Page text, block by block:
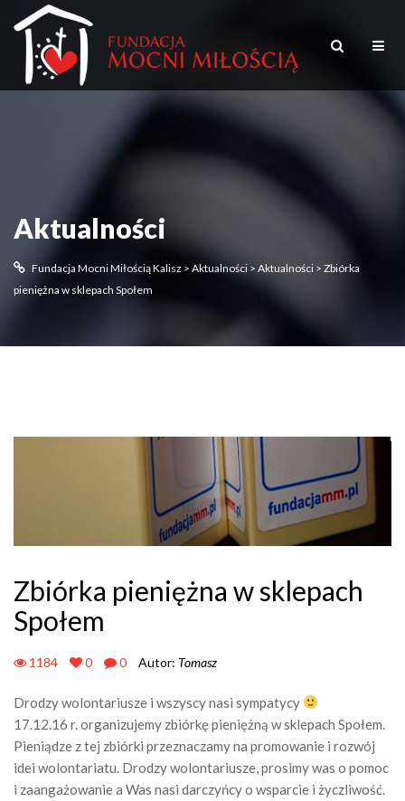
Aktualności
Fundacja Mocni Miłością Kalisz > Aktualności > Aktualności > Zbiórka
pieniężna w sklepach Społem
Zbiórka pieniężna w sklepach
Społem
1184 0 0 Autor: Tomasz
Drodzy wolontariusze i wszyscy nasi sympatycy
17.12.16 r. organizujemy zbiórkę pieniężną w sklepach Społem.
Pieniądze z tej zbiórki przeznaczamy na promowanie i rozwój
idei wolontariatu. Drodzy wolontariusze, prosimy was o pomoc
i zaangażowanie a Was nasi darczyńcy o wsparcie i życzliwość.